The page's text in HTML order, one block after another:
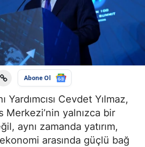
Abone Ol
Yardımcısı Cevdet Yılmaz,
Merkezi’nin yalnızca bir
aynı zamanda yatırım,
arasında güçlü bağ